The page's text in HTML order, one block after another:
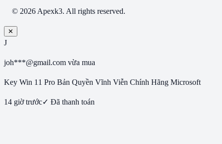
© 2026 Apexk3. All rights reserved.
✕
J
joh***@gmail.com vừa mua
Key Win 11 Pro Bản Quyền Vĩnh Viễn Chính Hãng Microsoft
14 giờ trước✓ Đã thanh toán